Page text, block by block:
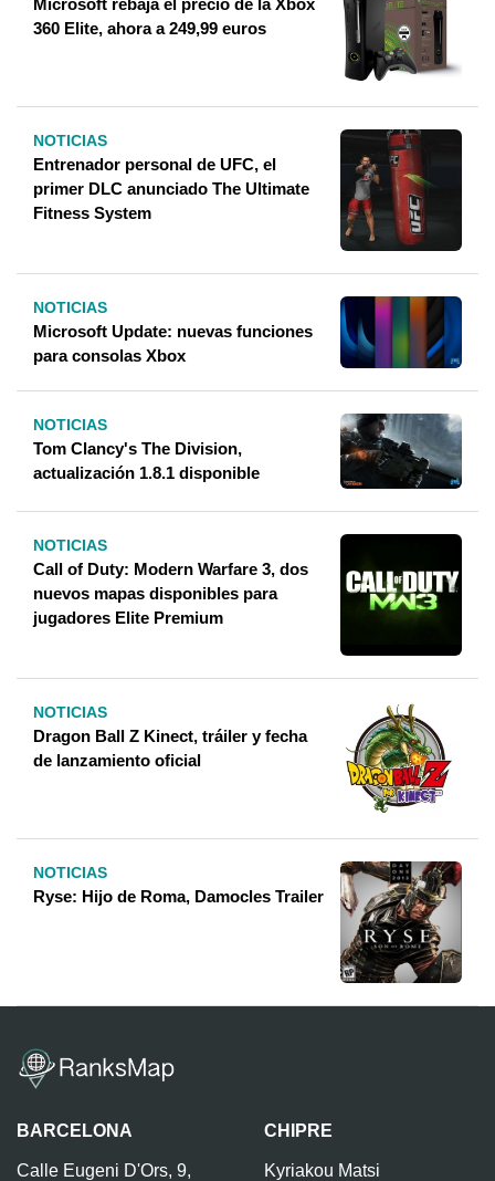
Microsoft rebaja el precio de la Xbox
360 Elite, ahora a 249,99 euros
NOTICIAS
Entrenador personal de UFC, el
primer DLC anunciado The Ultimate
Fitness System
NOTICIAS
Microsoft Update: nuevas funciones
para consolas Xbox
NOTICIAS
Tom Clancy's The Division,
actualización 1.8.1 disponible
NOTICIAS
Call of Duty: Modern Warfare 3, dos
nuevos mapas disponibles para
jugadores Elite Premium
NOTICIAS
Dragon Ball Z Kinect, tráiler y fecha
de lanzamiento oficial
NOTICIAS
Ryse: Hijo de Roma, Damocles Trailer
BARCELONA
Calle Eugeni D'Ors, 9,
CHIPRE
Kyriakou Matsi